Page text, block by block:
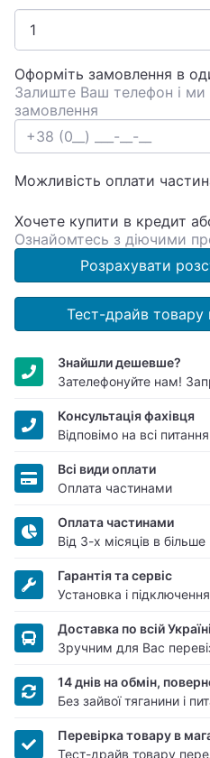
Оформіть замовлення в
Залиште Ваш телефон і
замовлення
Можливість оплати
Хочете купити в кредит
Ознайомтесь з діючими
Розрахувати
Тест-драйв товару
Знайшли дешевше?
Зателефонуйте нам!
Консультація фахівця
Відповімо на всі питання
Всі види оплати
Оплата частинами
Оплата частинами
Від 3-х місяців в більше
Гарантія та сервіс
Установка і підключення
Доставка по всій Україні
Зручним для Вас
14 днів на обмін,
Без зайвої тяганини і
Перевірка товару в
Тест-драйв товару